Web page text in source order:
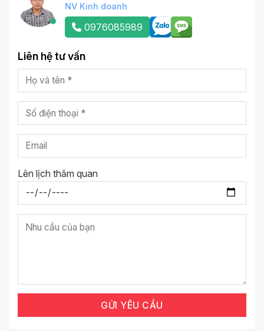
NV Kinh doanh
0976085989
Liên hệ tư vấn
Lên lịch thăm quan